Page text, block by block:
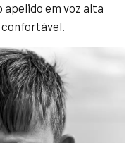
apelido em voz alta
confortável.